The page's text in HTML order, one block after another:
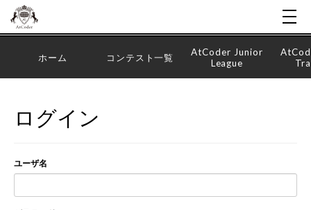
ホーム コンテスト一覧
AtCoder Junior
League
ログイン
ユーザ名